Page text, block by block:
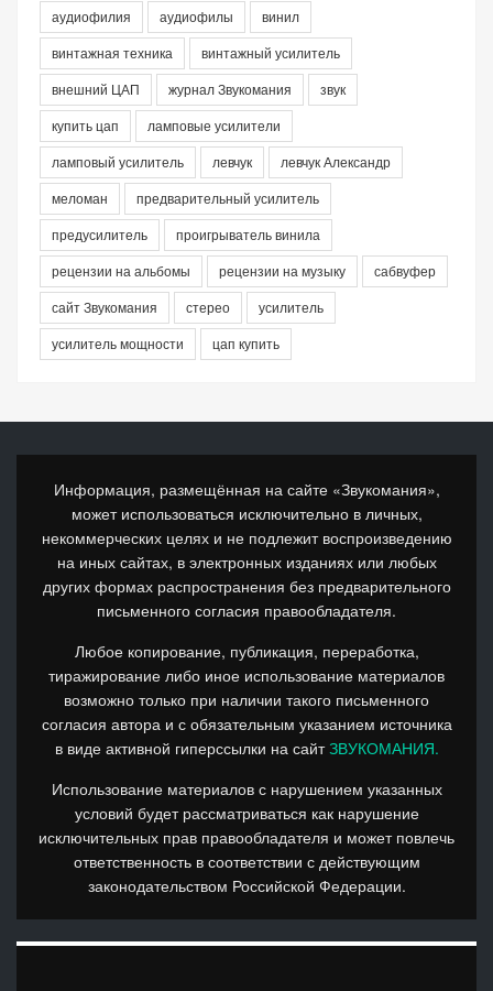
аудиофилия
аудиофилы
винил
винтажная техника
винтажный усилитель
внешний ЦАП
журнал Звукомания
звук
купить цап
ламповые усилители
ламповый усилитель
левчук
левчук Александр
меломан
предварительный усилитель
предусилитель
проигрыватель винила
рецензии на альбомы
рецензии на музыку
сабвуфер
сайт Звукомания
стерео
усилитель
усилитель мощности
цап купить
Информация, размещённая на сайте «Звукомания»,
может использоваться исключительно в личных,
некоммерческих целях и не подлежит воспроизведению
на иных сайтах, в электронных изданиях или любых
других формах распространения без предварительного
письменного согласия правообладателя.
Любое копирование, публикация, переработка,
тиражирование либо иное использование материалов
возможно только при наличии такого письменного
согласия автора и с обязательным указанием источника
в виде активной гиперссылки на сайтЗВУКОМАНИЯ.
Использование материалов с нарушением указанных
условий будет рассматриваться как нарушение
исключительных прав правообладателя и может повлечь
ответственность в соответствии с действующим
законодательством Российской Федерации.